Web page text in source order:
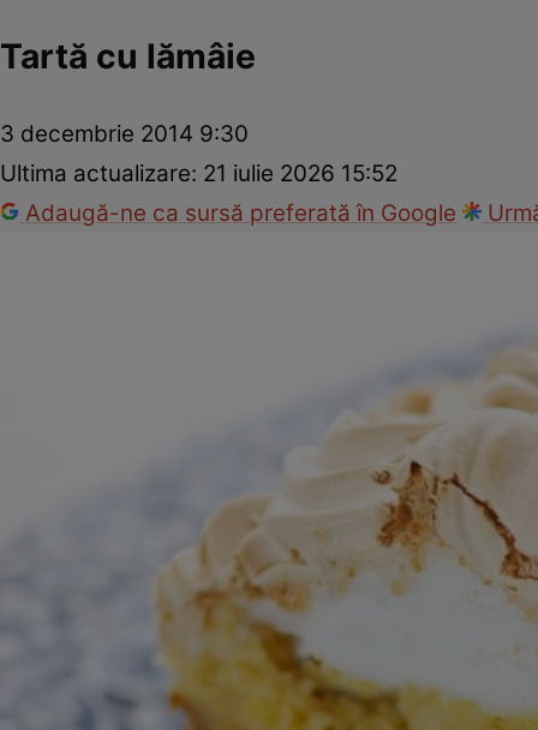
Tartă cu lămâie
3 decembrie 2014 9:30
Ultima actualizare: 21 iulie 2026 15:52
Adaugă-ne ca sursă preferată în Google